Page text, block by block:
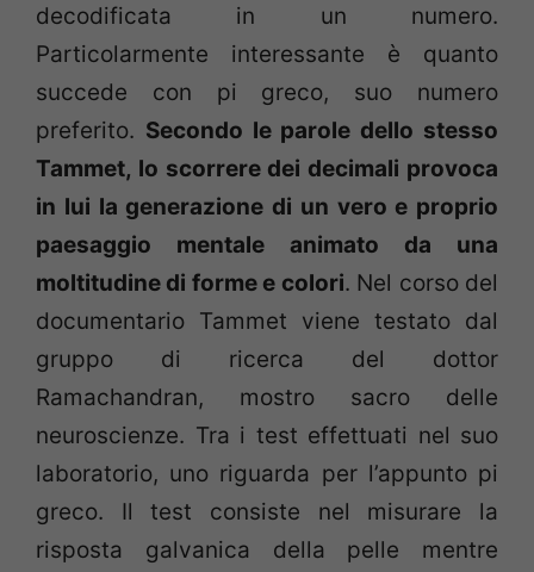
decodificata in un numero.
Particolarmente interessante è quanto
succede con pi greco, suo numero
preferito. Secondo le parole dello stesso
Tammet, lo scorrere dei decimali provoca
in lui la generazione di un vero e proprio
paesaggio mentale animato da una
moltitudine di forme e colori. Nel corso del
documentario Tammet viene testato dal
gruppo di ricerca del dottor
Ramachandran, mostro sacro delle
neuroscienze. Tra i test effettuati nel suo
laboratorio, uno riguarda per l’appunto pi
greco. Il test consiste nel misurare la
risposta galvanica della pelle mentre